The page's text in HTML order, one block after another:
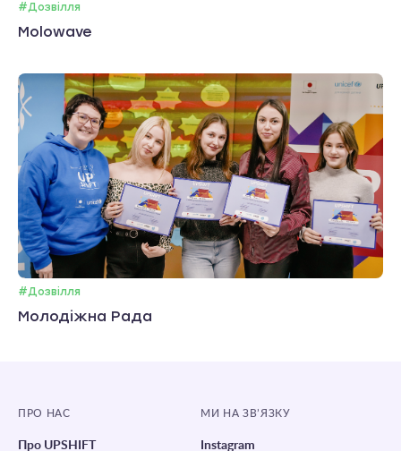
#Дозвілля
Molowave
#Дозвілля
Молодіжна Рада
ПРО НАС
Про UPSHIFT
МИ НА ЗВ’ЯЗКУ
Instagram